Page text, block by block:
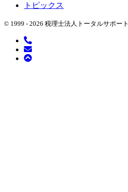
トピックス
© 1999 - 2026 税理士法人トータルサポート